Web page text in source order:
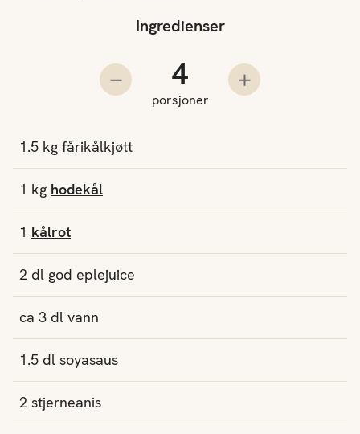
Ingredienser
Trekk fra en porsjon
Antall porsjoner
porsjoner
Legg til en
1.5 kg fårikålkjøtt
1 kg hodekål
1 kålrot
2 dl god eplejuice
ca 3 dl vann
1.5 dl soyasaus
2 stjerneanis